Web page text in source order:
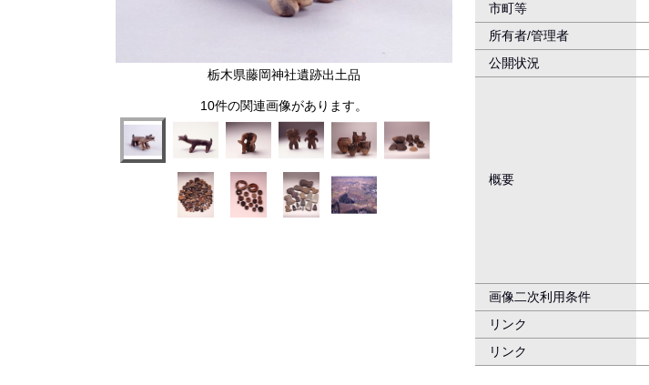
栃木県藤岡神社遺跡出土品
10件の関連画像があります。
市町等
所有者/管理者
公開状況
概要
画像二次利用条件
リンク
リンク